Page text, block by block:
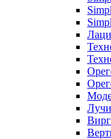
Лучи